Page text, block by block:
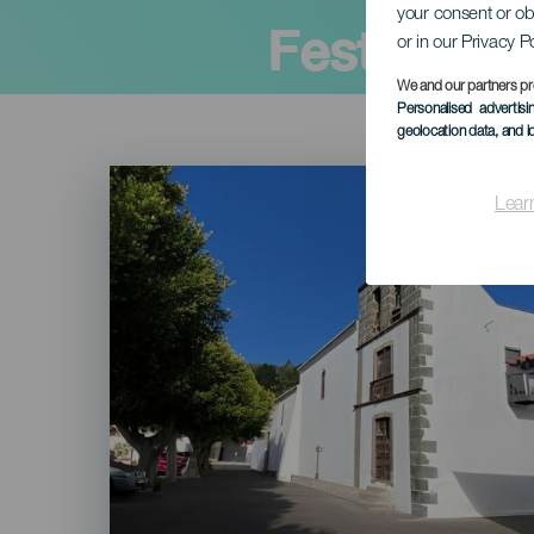
your consent or
or in our Privacy
We and our partners
Personalised
geolocation data, and
Imagen
Listado